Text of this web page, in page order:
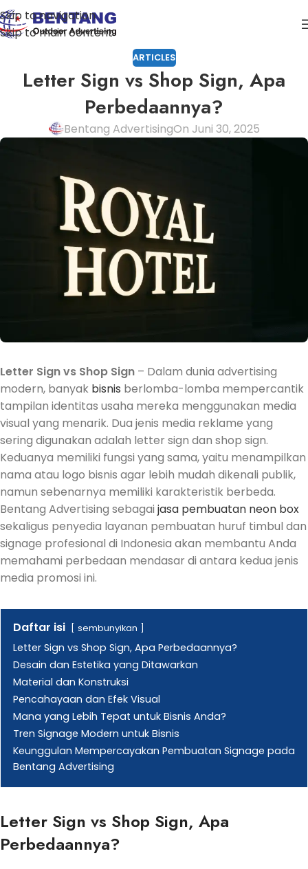
Skip to navigation
Skip to main content
ARTICLES
Letter Sign vs Shop Sign, Apa
Perbedaannya?
Bentang AdvertisingOn Juni 30, 2025
Letter Sign vs Shop Sign – Dalam dunia advertising
modern, banyak bisnis berlomba-lomba mempercantik
tampilan identitas usaha mereka menggunakan media
visual yang menarik. Dua jenis media reklame yang
sering digunakan adalah letter sign dan shop sign.
Keduanya memiliki fungsi yang sama, yaitu menampilkan
nama atau logo bisnis agar lebih mudah dikenali publik,
namun sebenarnya memiliki karakteristik berbeda.
Bentang Advertising sebagai jasa pembuatan neon box
sekaligus penyedia layanan pembuatan huruf timbul dan
signage profesional di Indonesia akan membantu Anda
memahami perbedaan mendasar di antara kedua jenis
media promosi ini.
Daftar isi sembunyikan
Letter Sign vs Shop Sign, Apa Perbedaannya?
Desain dan Estetika yang Ditawarkan
Material dan Konstruksi
Pencahayaan dan Efek Visual
Mana yang Lebih Tepat untuk Bisnis Anda?
Tren Signage Modern untuk Bisnis
Keunggulan Mempercayakan Pembuatan Signage pada
Bentang Advertising
Letter Sign vs Shop Sign, Apa
Perbedaannya?